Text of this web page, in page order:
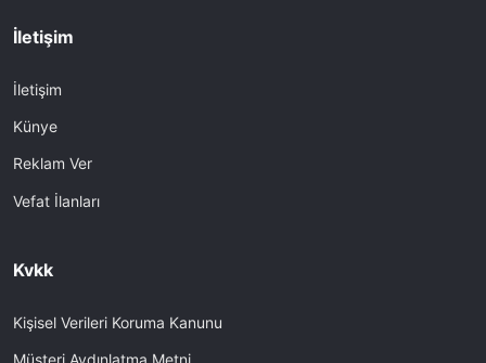
İletişim
İletişim
Künye
Reklam Ver
Vefat İlanları
Kvkk
Kişisel Verileri Koruma Kanunu